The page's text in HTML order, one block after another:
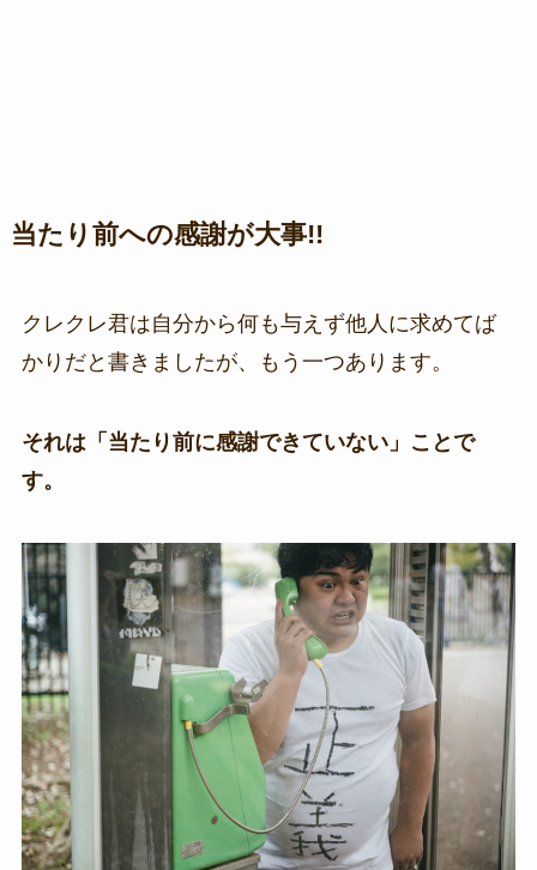
当たり前への感謝が大事!!
クレクレ君は自分から何も与えず他人に求めてば
かりだと書きましたが、もう一つあります。
それは「当たり前に感謝できていない」ことで
す。